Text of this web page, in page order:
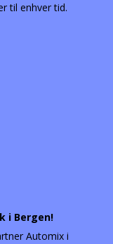
til enhver tid.
i Bergen!
Automix i